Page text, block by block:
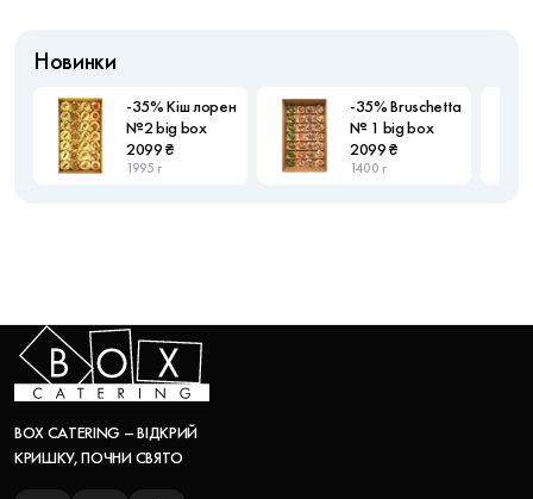
Новинки
-35% Кіш лорен
№2 big box
2099 ₴
1995 г
-35% Bruschetta
№ 1 big box
2099 ₴
1400 г
BOX CATERING – ВІДКРИЙ
КРИШКУ, ПОЧНИ СВЯТО